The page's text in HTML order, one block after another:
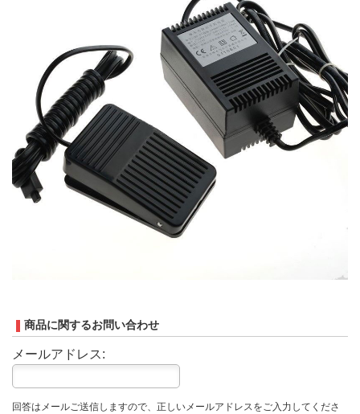
商品に関するお問い合わせ
メールアドレス:
回答はメールご送信しますので、正しいメールアドレスをご入力してくださ